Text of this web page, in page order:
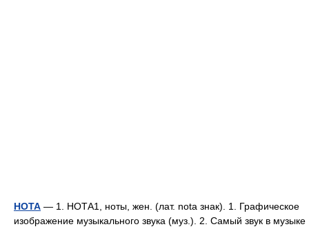
НОТА — 1. НОТА1, ноты, жен. (лат. nota знак). 1. Графическое
изображение музыкального звука (муз.). 2. Самый звук в музыке